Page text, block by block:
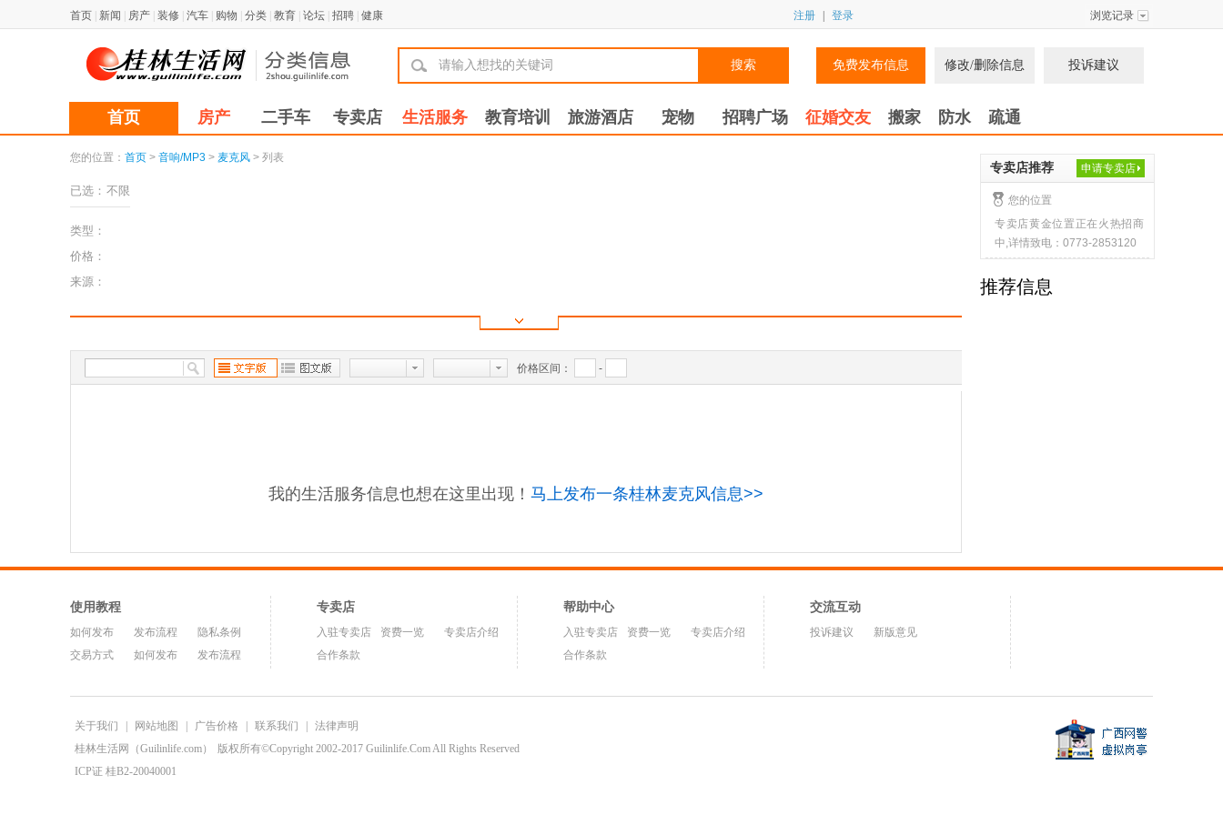
浏览记录
注册 登录
首页 新闻 房产 装修 汽车 购物 分类 教育 论坛 招聘 健康
搜索 免费发布信息 修改/删除信息 投诉建议
首页 房产 二手车 专卖店 生活服务 教育培训 旅游酒店 宠物 招聘广场 征婚交友 搬家 防水 疏通
您的位置： 首页 > 音响/MP3 > 麦克风 > 列表
已选： 不限
类型：
价格：
来源：
价格区间： -
我的生活服务信息也想在这里出现！ 马上发布一条桂林麦克风信息>>
专卖店推荐 申请专卖店
您的位置
专卖店黄金位置正在火热招商
中,详情致电：0773-2853120
推荐信息
使用教程
如何发布 发布流程
隐私条例
交易方式
如何发布 发布流程
专卖店
入驻专卖店 资费一览
专卖店介绍
合作条款
帮助中心
入驻专卖店 资费一览
专卖店介绍
合作条款
交流互动
投诉建议 新版意见
关于我们 网站地图 广告价格 联系我们
法律声明
桂林生活网（Guilinlife.com）
版权所有©Copyright 2002-2017 Guilinlife.Com All Rights Reserved
ICP证 桂B2-20040001